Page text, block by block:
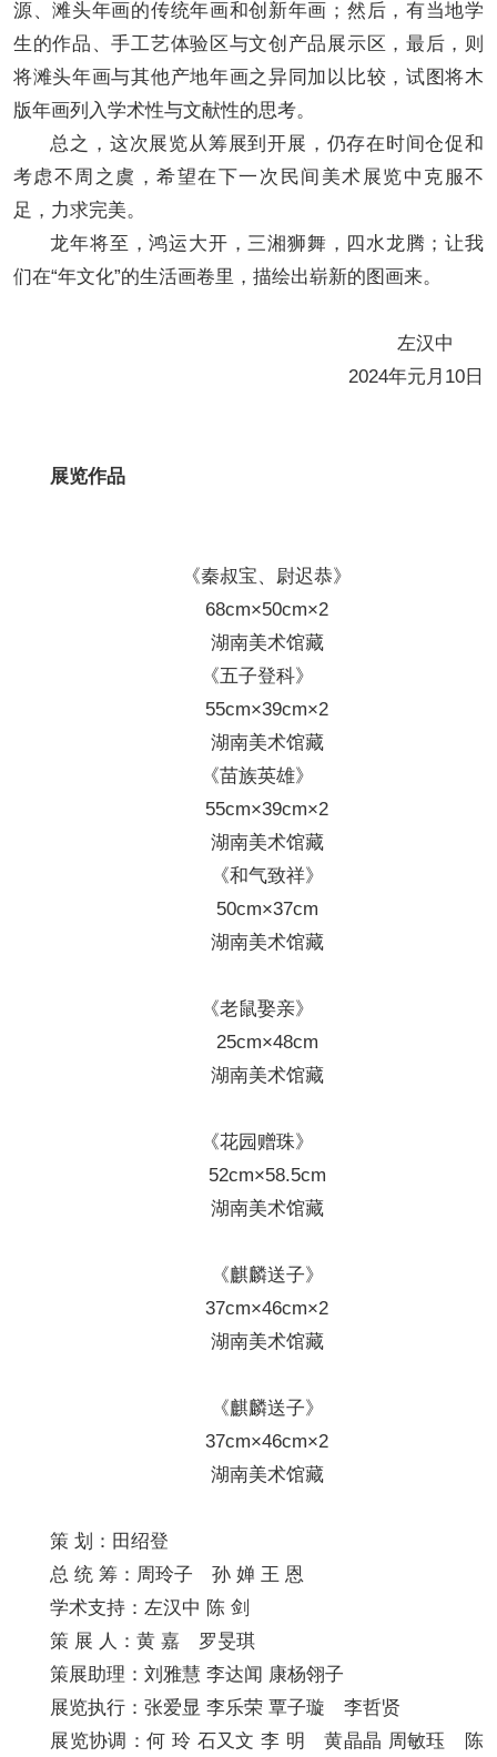
源、滩头年画的传统年画和创新年画；然后，有当地学
生的作品、手工艺体验区与文创产品展示区，最后，则
将滩头年画与其他产地年画之异同加以比较，试图将木
版年画列入学术性与文献性的思考。
总之，这次展览从筹展到开展，仍存在时间仓促和
考虑不周之虞，希望在下一次民间美术展览中克服不
足，力求完美。
龙年将至，鸿运大开，三湘狮舞，四水龙腾；让我
们在“年文化”的生活画卷里，描绘出崭新的图画来。
左汉中
2024年元月10日
展览作品
《秦叔宝、尉迟恭》
68cm×50cm×2
湖南美术馆藏
《五子登科》
55cm×39cm×2
湖南美术馆藏
《苗族英雄》
55cm×39cm×2
湖南美术馆藏
《和气致祥》
50cm×37cm
湖南美术馆藏
《老鼠娶亲》
25cm×48cm
湖南美术馆藏
《花园赠珠》
52cm×58.5cm
湖南美术馆藏
《麒麟送子》
37cm×46cm×2
湖南美术馆藏
《麒麟送子》
37cm×46cm×2
湖南美术馆藏
策 划：田绍登
总 统 筹：周玲子 孙 婵 王 恩
学术支持：左汉中 陈 剑
策 展 人：黄 嘉 罗旻琪
策展助理：刘雅慧 李达闻 康杨翎子
展览执行：张爱显 李乐荣 覃子璇 李哲贤
展览协调：何 玲 石又文 李 明 黄晶晶 周敏珏 陈